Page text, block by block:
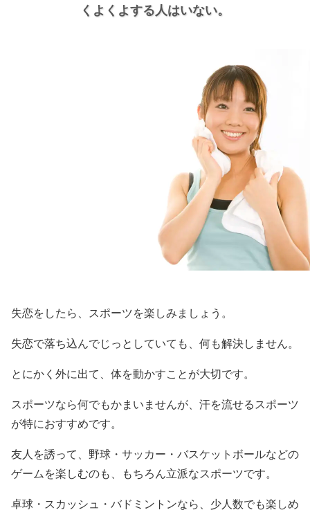
くよくよする人はいない。
失恋をしたら、スポーツを楽しみましょう。
失恋で落ち込んでじっとしていても、何も解決しません。
とにかく外に出て、体を動かすことが大切です。
スポーツなら何でもかまいませんが、汗を流せるスポーツ
が特におすすめです。
友人を誘って、野球・サッカー・バスケットボールなどの
ゲームを楽しむのも、もちろん立派なスポーツです。
卓球・スカッシュ・バドミントンなら、少人数でも楽しめ